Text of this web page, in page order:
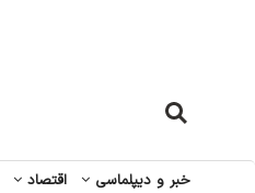
خبر و دیپلماسی اقتصاد